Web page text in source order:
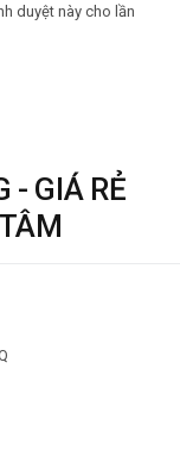
duyệt này cho lần
- GIÁ RẺ